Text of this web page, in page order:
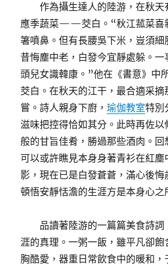
作為攝生達人的陸游，在秋天
應季蔬菜——茭白。“秋江菰菜喜
箸噴鼻。但有長腰吳下米，豈須細
昔悔塵中老，白發今宜靜處躲。
頭兒女識韓康。”他在《書意》中
茭白。在秋天的江干，最合適采摘
嘗。詩人親身下廚，瑜伽教室特別
滋味把控得恰如其分。此時再佐
般的甘旨佳肴，勝過那些酒肉。
可以或許瞧見本身身著青衫在紅塵
影，現在已是白發蒼蒼，滿心後悔
頓悟安靜恬澹的生涯方是本身心之
品讀著陸游的一篇篇美食詩詞
涯的真理。一粥一飯，雖平凡卻
胸酷愛，器重日常飲食中的暖和